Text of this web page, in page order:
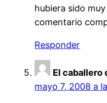
hubiera sido
comentario
Responder
El caballero
mayo 7, 2008 a